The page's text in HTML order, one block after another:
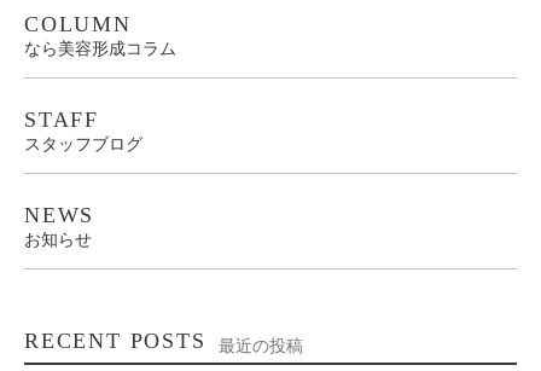
COLUMN
なら美容形成コラム
STAFF
スタッフブログ
NEWS
お知らせ
RECENT POSTS 最近の投稿